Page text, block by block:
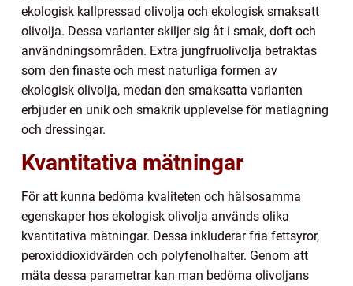
ekologisk kallpressad olivolja och ekologisk smaksatt
olivolja. Dessa varianter skiljer sig åt i smak, doft och
användningsområden. Extra jungfruolivolja betraktas
som den finaste och mest naturliga formen av
ekologisk olivolja, medan den smaksatta varianten
erbjuder en unik och smakrik upplevelse för matlagning
och dressingar.
Kvantitativa mätningar
För att kunna bedöma kvaliteten och hälsosamma
egenskaper hos ekologisk olivolja används olika
kvantitativa mätningar. Dessa inkluderar fria fettsyror,
peroxiddioxidvärden och polyfenolhalter. Genom att
mäta dessa parametrar kan man bedöma olivoljans